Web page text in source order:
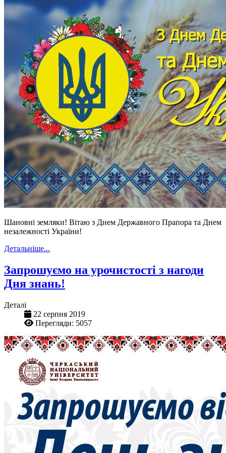
Шановні земляки! Вітаю з Днем Державного Прапора та Днем
незалежності України!
Детальніше...
Запрошуємо на урочистості з нагоди
Дня знань!
Деталі
22 серпня 2019
Перегляди: 5057